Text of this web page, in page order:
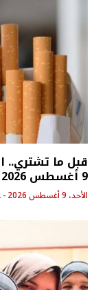
قبل ما تشتري..
9 أغسطس 2026 وصلت لفين
الأحد، 9 أغسطس 2026 - 7:22 م